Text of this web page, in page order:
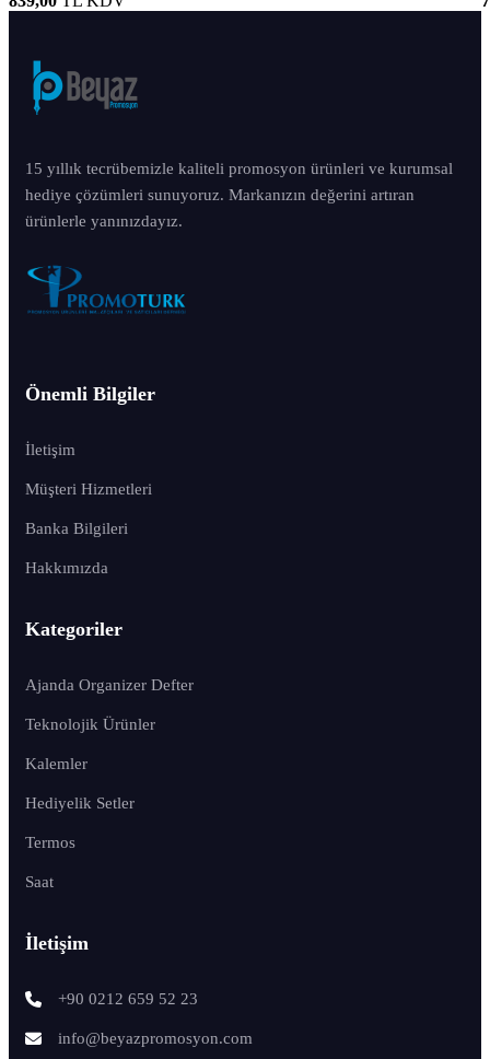
15 yıllık tecrübemizle kaliteli promosyon ürünleri ve kurumsal
hediye çözümleri sunuyoruz. Markanızın değerini artıran
ürünlerle yanınızdayız.
Önemli Bilgiler
İletişim
Müşteri Hizmetleri
Banka Bilgileri
Hakkımızda
Kategoriler
Ajanda Organizer Defter
Teknolojik Ürünler
Kalemler
Hediyelik Setler
Termos
Saat
İletişim
+90 0212 659 52 23
info@beyazpromosyon.com